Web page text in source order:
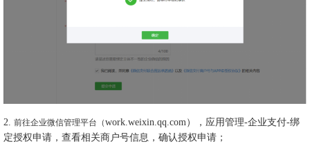
2. 前往企业微信管理平台（work.weixin.qq.com），应用管理-企业支付-绑
定授权申请，查看相关商户号信息，确认授权申请；